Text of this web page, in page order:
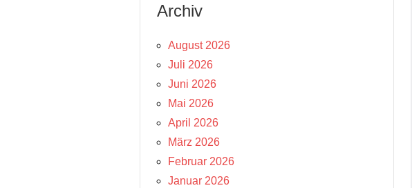
Archiv
August 2026
Juli 2026
Juni 2026
Mai 2026
April 2026
März 2026
Februar 2026
Januar 2026